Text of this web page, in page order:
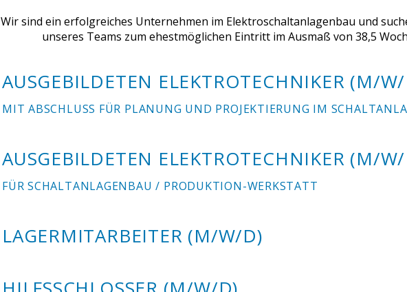
Wir sind ein erfolgreiches Unternehmen im Elektroschaltanlagenbau und
unseres Teams zum ehestmöglichen Eintritt im Ausmaß von 38,5
AUSGEBILDETEN ELEKTROTECHNIKER (M/
MIT ABSCHLUSS FÜR PLANUNG UND PROJEKTIERUNG IM
AUSGEBILDETEN ELEKTROTECHNIKER (M/
FÜR SCHALTANLAGENBAU / PRODUKTION-WERKSTATT
LAGERMITARBEITER (M/W/D)